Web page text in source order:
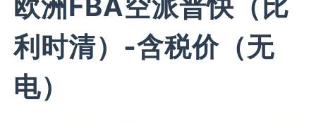
利时清）-含税价（无
电）